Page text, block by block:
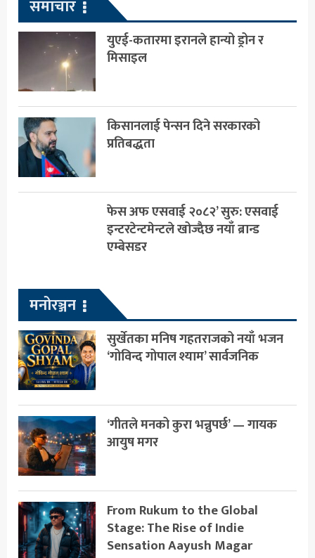
समाचार
युएई-कतारमा इरानले हान्यो ड्रोन र
मिसाइल
किसानलाई पेन्सन दिने सरकारको
प्रतिबद्धता
फेस अफ एसवाई २०८२’ सुरु: एसवाई
इन्टरटेन्टमेन्टले खोज्दैछ नयाँ ब्रान्ड
एम्बेसडर
मनोरञ्जन
सुर्खेतका मनिष गहतराजको नयाँ भजन
‘गोविन्द गोपाल श्याम’ सार्वजनिक
‘गीतले मनको कुरा भन्नुपर्छ’ — गायक
आयुष मगर
From Rukum to the Global
Stage: The Rise of Indie
Sensation Aayush Magar